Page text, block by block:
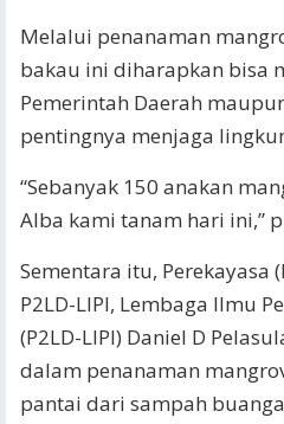
Melalui penanaman
bakau ini diharapkan bisa
Pemerintah Daerah
pentingnya menjaga
“Sebanyak 150 anakan
Alba kami tanam hari ini,”
Sementara itu, Perekayasa
P2LD-LIPI, Lembaga Ilmu
(P2LD-LIPI) Daniel D
dalam penanaman
pantai dari sampah